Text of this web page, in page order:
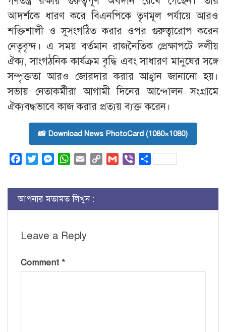
আদর্শকে ধারণ করে বিএনপিকে তৃণমূল পর্যায়ে আরও
শক্তিশালী ও সুসংগঠিত করার ওপর গুরুত্বারোপ করেন
নেতৃবৃন্দ। এ সময় বর্তমান রাজনৈতিক প্রেক্ষাপটে দলীয়
ঐক্য, সাংগঠনিক কার্যক্রম বৃদ্ধি এবং সাধারণ মানুষের সঙ্গে
সম্পৃক্ততা আরও জোরদার করার আহ্বান জানানো হয়।
সভায় নেতাকর্মীরা আগামী দিনের আন্দোলন সংগ্রামে
ঐক্যবদ্ধভাবে কাজ করার প্রত্যয় ব্যক্ত করেন।
📸 Download News PhotoCard (1080×1080)
FacebookTwitterMessenger
WhatsApp
Email
Copy
Gmail ViberShare
আপনার মতামত লিখুন :
Leave a Reply
Comment *